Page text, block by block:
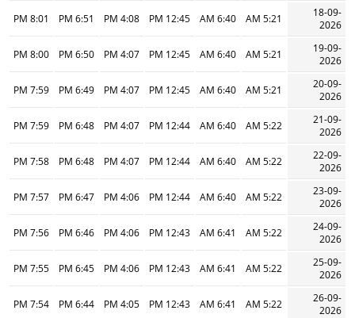
18-09-
2026
5:21 AM
6:40 AM
12:45 PM
4:08 PM
6:51 PM
8:01 PM
19-09-
2026
5:21 AM
6:40 AM
12:45 PM
4:07 PM
6:50 PM
8:00 PM
20-09-
2026
5:21 AM
6:40 AM
12:45 PM
4:07 PM
6:49 PM
7:59 PM
21-09-
2026
5:22 AM
6:40 AM
12:44 PM
4:07 PM
6:48 PM
7:59 PM
22-09-
2026
5:22 AM
6:40 AM
12:44 PM
4:07 PM
6:48 PM
7:58 PM
23-09-
2026
5:22 AM
6:40 AM
12:44 PM
4:06 PM
6:47 PM
7:57 PM
24-09-
2026
5:22 AM
6:41 AM
12:43 PM
4:06 PM
6:46 PM
7:56 PM
25-09-
2026
5:22 AM
6:41 AM
12:43 PM
4:06 PM
6:45 PM
7:55 PM
26-09-
2026
5:22 AM
6:41 AM
12:43 PM
4:05 PM
6:44 PM
7:54 PM